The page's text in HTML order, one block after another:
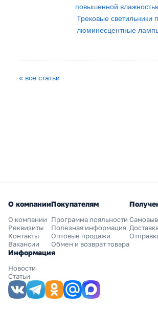
повышенной
Трековые светильники
люминесцентные
« все статьи
О компании
О компании
Реквизиты
Контакты
Вакансии
Покупателям
Программа лояльности
Полезная информация
Оптовые продажи
Обмен и возврат товара
Информация
Новости
Статьи